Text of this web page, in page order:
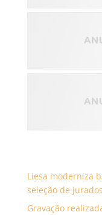
Liesa moderniza
seleção de jurados
Gravação